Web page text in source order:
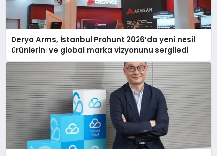
Derya Arms, İstanbul Prohunt 2026’da yeni nesil
ürünlerini ve global marka vizyonunu sergiledi